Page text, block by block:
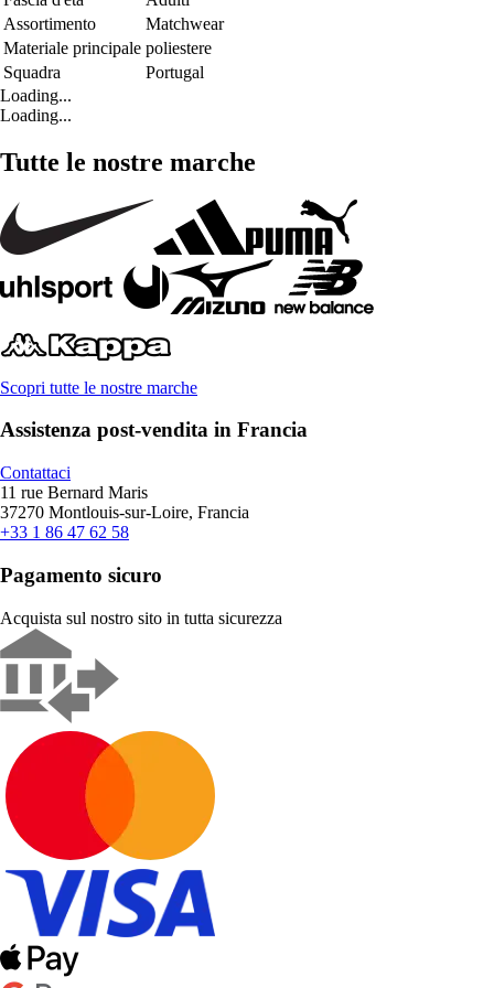
Assortimento
Matchwear
Materiale principale poliestere
Squadra
Portugal
Loading...
Loading...
Tutte le nostre marche
Scopri tutte le nostre marche
Assistenza post-vendita in Francia
Contattaci
11 rue Bernard Maris
37270 Montlouis-sur-Loire, Francia
+33 1 86 47 62 58
Pagamento sicuro
Acquista sul nostro sito in tutta sicurezza